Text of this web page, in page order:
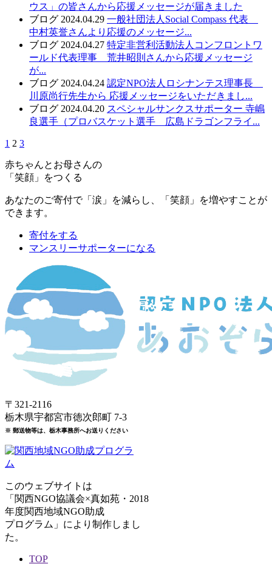
ウス」の皆さんから応援メッセージが届きました
ブログ 2024.04.29 一般社団法人Social Compass 代表
中村英誉さんより応援のメッセージ...
ブログ 2024.04.27 特定非営利活動法人コンフロントワ
ールド代表理事 荒井昭則さんから応援メッセージ
が...
ブログ 2024.04.24 認定NPO法人ロシナンテス理事長
川原尚行先生から 応援メッセージをいただきまし...
ブログ 2024.04.20 スペシャルサンクスサポーター 寺嶋
良選手（プロバスケット選手 広島ドラゴンフライ...
1 2 3
赤ちゃんとお母さんの
「笑顔」をつくる
あなたのご寄付で「涙」を減らし、「笑顔」を増やすことが
できます。
寄付をする
マンスリーサポーターになる
〒321-2116
栃木県宇都宮市徳次郎町 7-3
※ 郵送物等は、栃木事務所へお送りください
このウェブサイトは
「関西NGO協議会×真如苑・2018
年度関西地域NGO助成
プログラム」により制作しまし
た。
TOP